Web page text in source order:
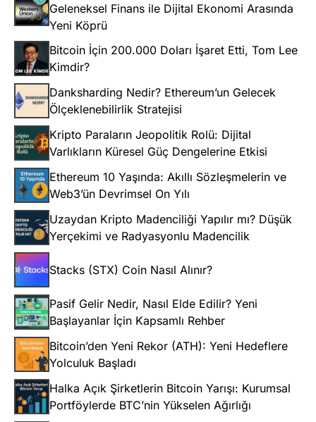
Geleneksel Finans ile Dijital Ekonomi Arasında
Yeni Köprü
Bitcoin İçin 200.000 Doları İşaret Etti, Tom Lee
Kimdir?
Danksharding Nedir? Ethereum’un Gelecek
Ölçeklenebilirlik Stratejisi
Kripto Paraların Jeopolitik Rolü: Dijital
Varlıkların Küresel Güç Dengelerine Etkisi
Ethereum 10 Yaşında: Akıllı Sözleşmelerin ve
Web3’ün Devrimsel On Yılı
Uzaydan Kripto Madenciliği Yapılır mı? Düşük
Yerçekimi ve Radyasyonlu Madencilik
Stacks (STX) Coin Nasıl Alınır?
Pasif Gelir Nedir, Nasıl Elde Edilir? Yeni
Başlayanlar İçin Kapsamlı Rehber
Bitcoin’den Yeni Rekor (ATH): Yeni Hedeflere
Yolculuk Başladı
Halka Açık Şirketlerin Bitcoin Yarışı: Kurumsal
Portföylerde BTC’nin Yükselen Ağırlığı